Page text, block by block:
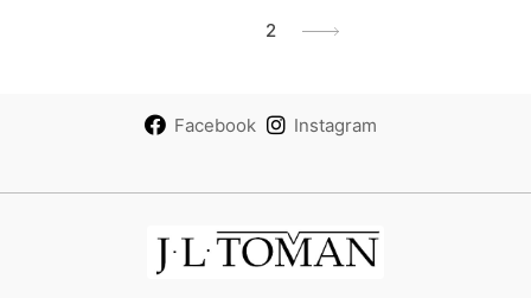
2
Facebook Instagram